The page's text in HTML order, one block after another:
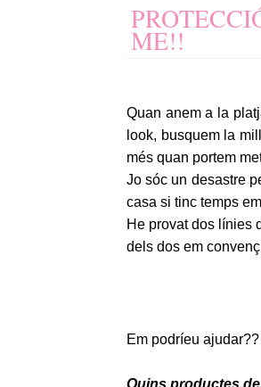
ME!!
Quan anem a la
look, busquem la
més quan portem
Jo sóc un desastre
casa si tinc temps
He provat dos línies
dels dos em
Em podríeu ajudar??
Quins productes